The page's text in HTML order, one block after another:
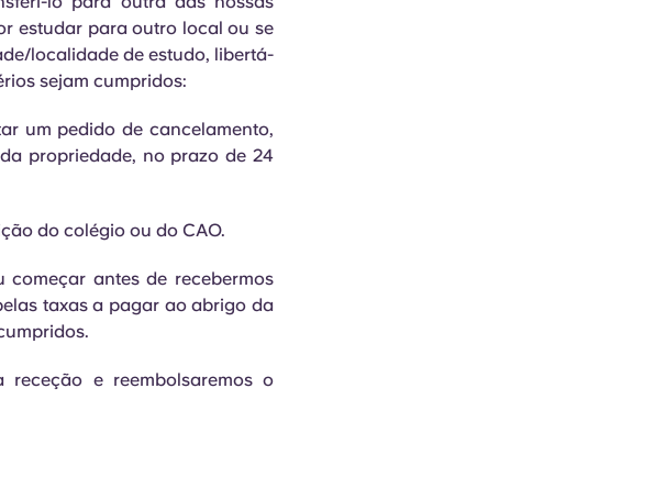
estudar para outro local ou se
localidade de estudo, libertá-
sejam cumpridos:
um pedido de cancelamento,
propriedade, no prazo de 24
do colégio ou do CAO.
começar antes de recebermos
taxas a pagar ao abrigo da
receção e reembolsaremos o